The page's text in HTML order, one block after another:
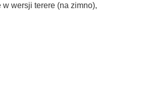
wersji terere (na zimno),